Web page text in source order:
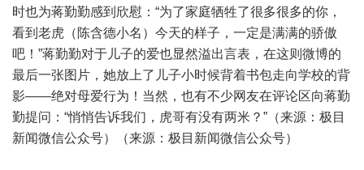
时也为蒋勤勤感到欣慰：“为了家庭牺牲了很多很多的你，
看到老虎（陈含德小名）今天的样子，一定是满满的骄傲
吧！”蒋勤勤对于儿子的爱也显然溢出言表，在这则微博的
最后一张图片，她放上了儿子小时候背着书包走向学校的背
影——绝对母爱行为！当然，也有不少网友在评论区向蒋勤
勤提问：“悄悄告诉我们，虎哥有没有两米？”（来源：极目
新闻微信公众号）（来源：极目新闻微信公众号）